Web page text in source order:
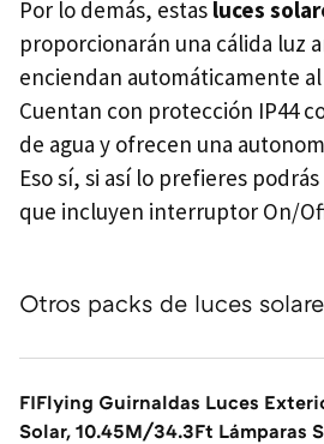
Por lo demás, estas luces
proporcionarán una cálida luz
enciendan automáticamente
Cuentan con protección IP44
de agua y ofrecen una
Eso sí, si así lo prefieres
que incluyen interruptor On/
Otros packs de luces
FIFlying Guirnaldas Luces
Solar, 10.45M/34.3Ft Lámparas